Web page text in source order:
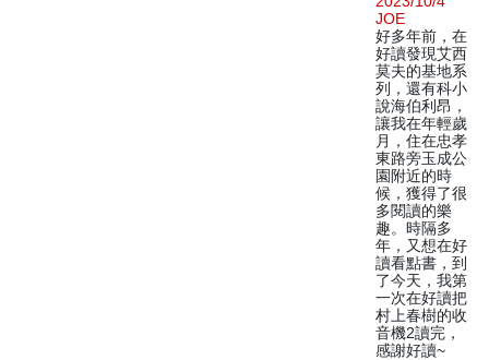
JOE
好多年前，在
好讀發現艾西
莫夫的基地系
列，還有科小
說海伯利昂，
讓我在年輕歲
月，住在忠孝
東路旁玉成公
園附近的時
候，獲得了很
多閱讀的樂
趣。時隔多
年，又想在好
讀看點書，到
了今天，我第
一次在好讀把
村上春樹的收
音機2讀完，
感謝好讀~